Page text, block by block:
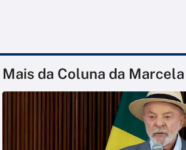
Mais da Coluna da Marcela